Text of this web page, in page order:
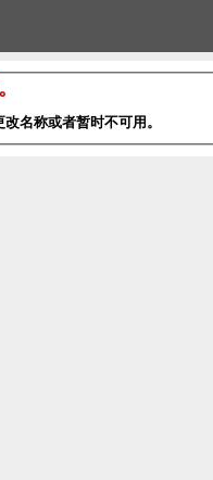
名称或者暂时不可用。